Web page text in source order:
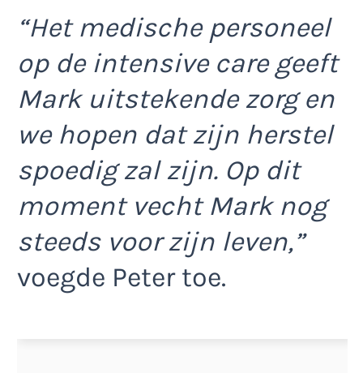
“Het medische personeel
op de intensive care geeft
Mark uitstekende zorg en
we hopen dat zijn herstel
spoedig zal zijn. Op dit
moment vecht Mark nog
steeds voor zijn leven,”
voegde Peter toe.